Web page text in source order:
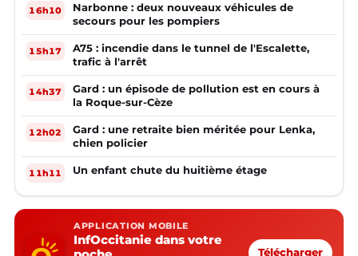
16h10
Narbonne : deux nouveaux véhicules de
secours pour les pompiers
15h17
A75 : incendie dans le tunnel de l'Escalette,
trafic à l'arrêt
14h37
Gard : un épisode de pollution est en cours à
la Roque-sur-Cèze
12h02
Gard : une retraite bien méritée pour Lenka,
chien policier
11h11 Un enfant chute du huitième étage
APPLICATION MOBILE
InfOccitanie dans votre
Télécharger